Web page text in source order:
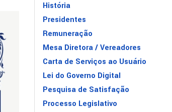
História
Presidentes
Remuneração
Mesa Diretora / Vereadores
Carta de Serviços ao Usuário
Lei do Governo Digital
Pesquisa de Satisfação
Processo Legislativo